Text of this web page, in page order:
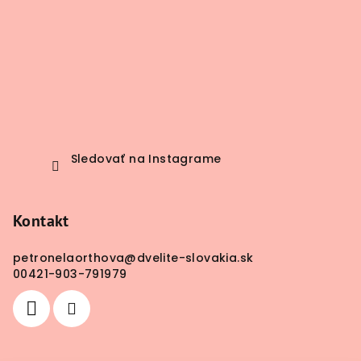
Sledovať na Instagrame
Kontakt
petronelaorthova@dvelite-slovakia.sk
00421-903-791979